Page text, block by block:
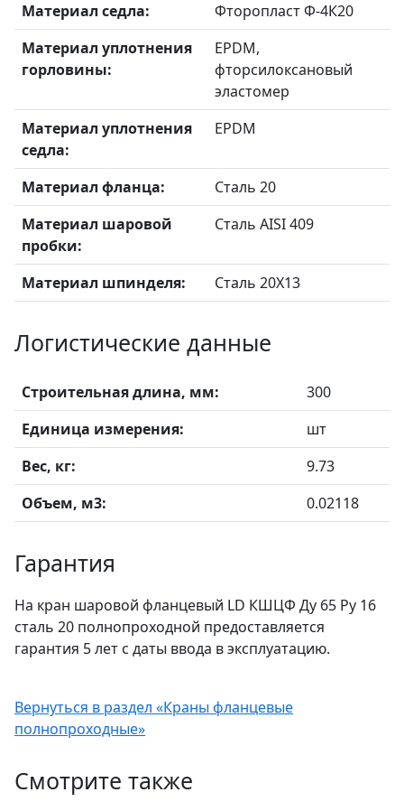
Материал седла:
Фторопласт Ф-4К20
Материал уплотнения
горловины:
EPDM,
фторсилоксановый
эластомер
Материал уплотнения
седла:
EPDM
Материал фланца:
Сталь 20
Материал шаровой
пробки:
Сталь AISI 409
Материал шпинделя: Сталь 20X13
Логистические данные
Строительная длина, мм:
300
Единица измерения:
шт
Вес, кг:
9.73
Объем, м3:
0.02118
Гарантия
На кран шаровой фланцевый LD КШЦФ Ду 65 Ру 16
сталь 20 полнопроходной предоставляется
гарантия 5 лет с даты ввода в эксплуатацию.
Вернуться в раздел «Краны фланцевые
полнопроходные»
Смотрите также